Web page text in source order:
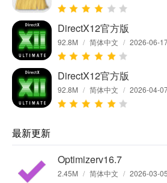
DirectX12官方版
92.8M / 简体中文 / 2026-06-
DirectX12官方版
92.8M / 简体中文 / 2026-04-
最新更新
Optimizerv16.7
2.45M / 简体中文 / 2026-03-05